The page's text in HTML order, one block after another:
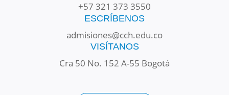
+57 321 373 3550
ESCRÍBENOS
admisiones@cch.edu.co
VISÍTANOS
Cra 50 No. 152 A-55 Bogotá